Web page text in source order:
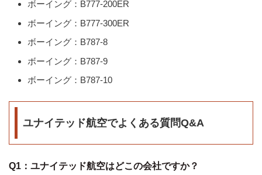
ボーイング：B777-200ER
ボーイング：B777-300ER
ボーイング：B787-8
ボーイング：B787-9
ボーイング：B787-10
ユナイテッド航空でよくある質問Q&A
Q1：ユナイテッド航空はどこの会社ですか？